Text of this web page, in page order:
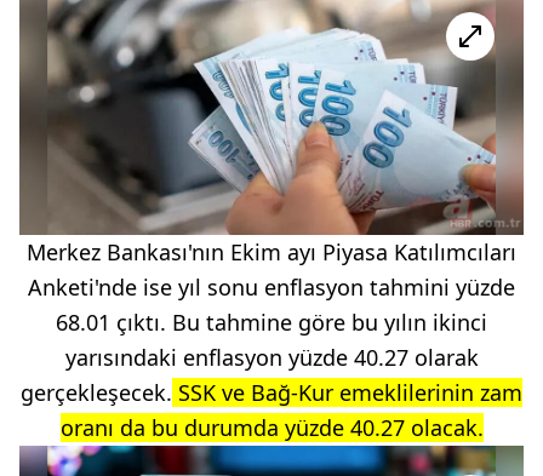
Merkez Bankası'nın Ekim ayı Piyasa Katılımcıları
Anketi'nde ise yıl sonu enflasyon tahmini yüzde
68.01 çıktı. Bu tahmine göre bu yılın ikinci
yarısındaki enflasyon yüzde 40.27 olarak
gerçekleşecek. SSK ve Bağ-Kur emeklilerinin zam
oranı da bu durumda yüzde 40.27 olacak.